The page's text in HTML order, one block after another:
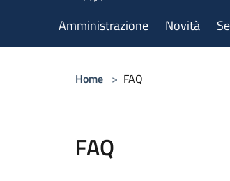
Amministrazione Novità
Home > FAQ
FAQ